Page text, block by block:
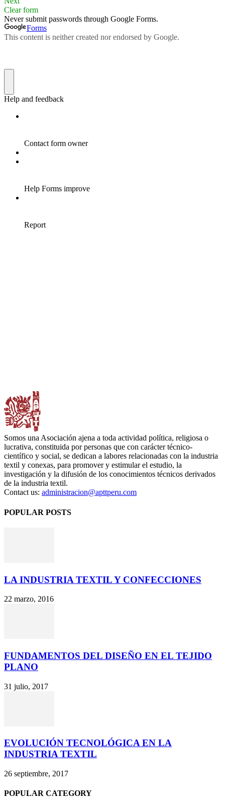
Somos una Asociación ajena a toda actividad política, religiosa o
lucrativa, constituida por personas que con carácter técnico-
científico y social, se dedican a labores relacionadas con la industria
textil y conexas, para promover y estimular el estudio, la
investigación y la difusión de los conocimientos técnicos derivados
de la industria textil.
Contact us: administracion@apttperu.com
POPULAR POSTS
LA INDUSTRIA TEXTIL Y CONFECCIONES
22 marzo, 2016
FUNDAMENTOS DEL DISEÑO EN EL TEJIDO
PLANO
31 julio, 2017
EVOLUCIÓN TECNOLÓGICA EN LA
INDUSTRIA TEXTIL
26 septiembre, 2017
POPULAR CATEGORY